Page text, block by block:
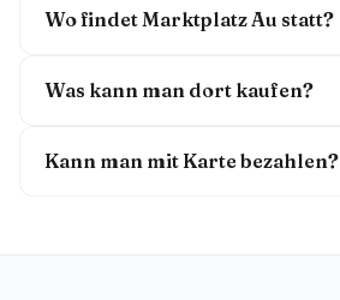
Wo findet Marktplatz Au statt?
Was kann man dort kaufen?
Kann man mit Karte bezahlen?